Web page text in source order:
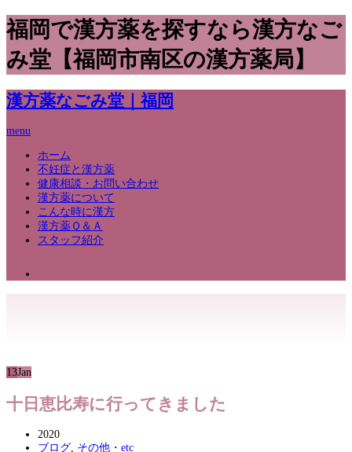
福岡で漢方薬を探すなら漢方なご
み堂【福岡市南区の漢方薬局】
漢方薬なごみ堂｜福岡
menu
ホーム
不妊症と漢方薬
健康相談・お問い合わせ
漢方薬について
こんな時に漢方
漢方薬Ｑ＆Ａ
スタッフ紹介
13Jan
十日恵比寿に行ってきました
2020
ブログ, その他・etc